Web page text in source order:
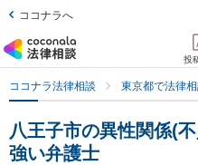
ココナラへ
投
ココナラ法律相談 東京都で法律
八王子市の異性関係(
強い弁護士